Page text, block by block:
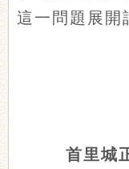
這一問題展開
首里城